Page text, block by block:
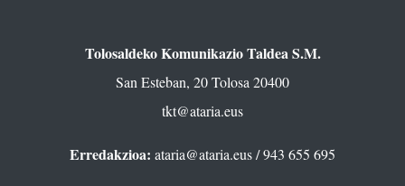
Tolosaldeko Komunikazio Taldea S.M.
San Esteban, 20 Tolosa 20400
tkt@ataria.eus
Erredakzioa: ataria@ataria.eus/ 943 655 695